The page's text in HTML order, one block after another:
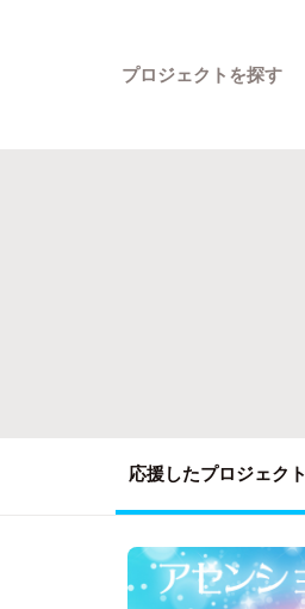
プロジェクトを探す
応援したプロジェクト